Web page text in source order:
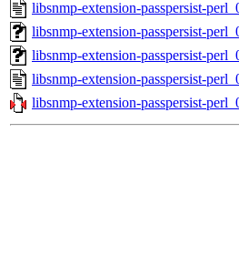
libsnmp-extension-passpersist-
libsnmp-extension-passpersist-
libsnmp-extension-passpersist-
libsnmp-extension-passpersist-
libsnmp-extension-passpersist-